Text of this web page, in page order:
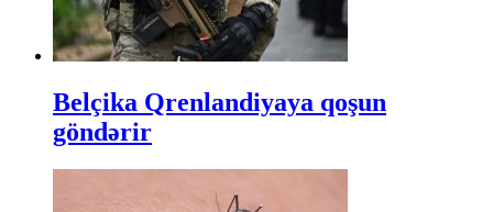
Belçika Qrenlandiyaya qoşun
göndərir